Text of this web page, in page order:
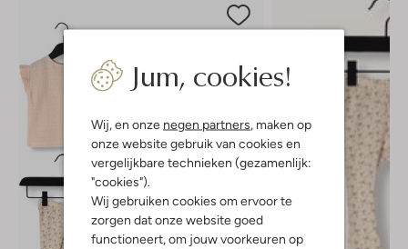
Jum, cookies!
Wij, en onze negen partners, maken op
onze website gebruik van cookies en
vergelijkbare technieken (gezamenlijk:
"cookies").
Wij gebruiken cookies om ervoor te
zorgen dat onze website goed
functioneert, om jouw voorkeuren op